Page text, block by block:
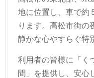
地に位置し、車で約
ります。高松市街の
静かな心やすらぐ特
利用者の皆様に「く
間」を提供し、安心